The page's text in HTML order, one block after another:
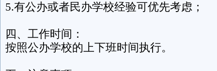
5.有公办或者民办学校经验可优先考虑；
四、工作时间：
按照公办学校的上下班时间执行。